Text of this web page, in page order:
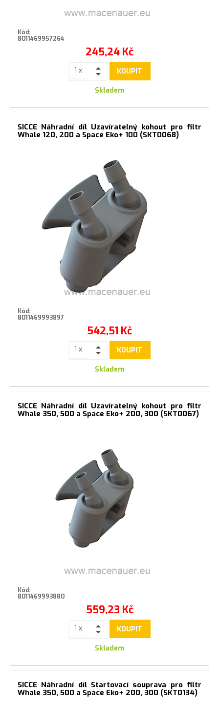
Kód:
8011469957264
245,24 Kč
KOUPIT
Skladem
SICCE Náhradní díl Uzavíratelný kohout pro filtr
Whale 120, 200 a Space Eko+ 100 (SKT0068)
Kód:
8011469993897
542,51 Kč
KOUPIT
Skladem
SICCE Náhradní díl Uzavíratelný kohout pro filtr
Whale 350, 500 a Space Eko+ 200, 300 (SKT0067)
Kód:
8011469993880
559,23 Kč
KOUPIT
Skladem
SICCE Náhradní díl Startovací souprava pro filtr
Whale 350, 500 a Space Eko+ 200, 300 (SKT0134)